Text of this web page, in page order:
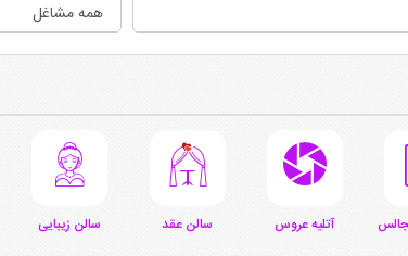
آتلیه عروس سالن عقد سالن زیبایی